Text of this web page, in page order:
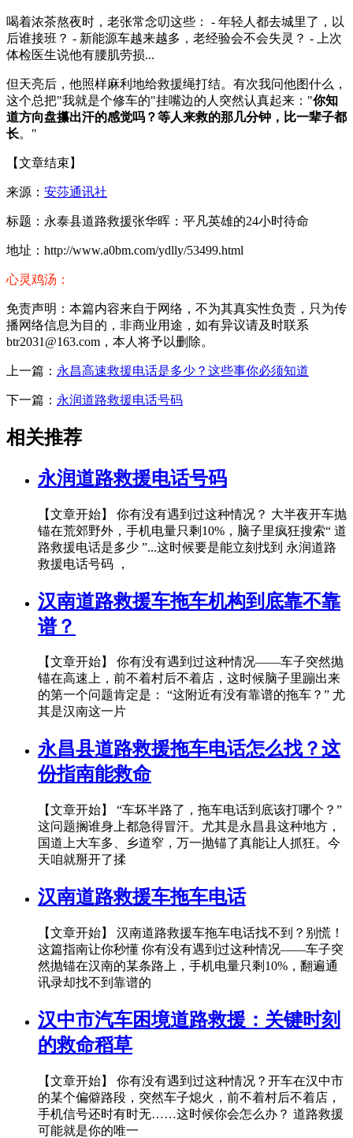
喝着浓茶熬夜时，老张常念叨这些： - 年轻人都去城里了，以
后谁接班？ - 新能源车越来越多，老经验会不会失灵？ - 上次
体检医生说他有腰肌劳损...
但天亮后，他照样麻利地给救援绳打结。有次我问他图什么，
这个总把"我就是个修车的"挂嘴边的人突然认真起来："你知
道方向盘攥出汗的感觉吗？等人来救的那几分钟，比一辈子都
长。"
【文章结束】
来源： 安莎通讯社
标题：永泰县道路救援张华晖：平凡英雄的24小时待命
地址：http://www.a0bm.com/ydlly/53499.html
心灵鸡汤：
免责声明：本篇内容来自于网络，不为其真实性负责，只为传
播网络信息为目的，非商业用途，如有异议请及时联系
btr2031@163.com，本人将予以删除。
上一篇： 永昌高速救援电话是多少？这些事你必须知道
下一篇： 永润道路救援电话号码
相关推荐
永润道路救援电话号码
【文章开始】 你有没有遇到过这种情况？ 大半夜开车抛
锚在荒郊野外，手机电量只剩10%，脑子里疯狂搜索“ 道
路救援电话是多少 ”...这时候要是能立刻找到 永润道路
救援电话号码 ，
汉南道路救援车拖车机构到底靠不靠
谱？
【文章开始】 你有没有遇到过这种情况——车子突然抛
锚在高速上，前不着村后不着店，这时候脑子里蹦出来
的第一个问题肯定是： “这附近有没有靠谱的拖车？” 尤
其是汉南这一片
永昌县道路救援拖车电话怎么找？这
份指南能救命
【文章开始】 “车坏半路了，拖车电话到底该打哪个？”
这问题搁谁身上都急得冒汗。尤其是永昌县这种地方，
国道上大车多、乡道窄，万一抛锚了真能让人抓狂。今
天咱就掰开了揉
汉南道路救援车拖车电话
【文章开始】 汉南道路救援车拖车电话找不到？别慌！
这篇指南让你秒懂 你有没有遇到过这种情况——车子突
然抛锚在汉南的某条路上，手机电量只剩10%，翻遍通
讯录却找不到靠谱的
汉中市汽车困境道路救援：关键时刻
的救命稻草
【文章开始】 你有没有遇到过这种情况？开车在汉中市
的某个偏僻路段，突然车子熄火，前不着村后不着店，
手机信号还时有时无……这时候你会怎么办？ 道路救援
可能就是你的唯一